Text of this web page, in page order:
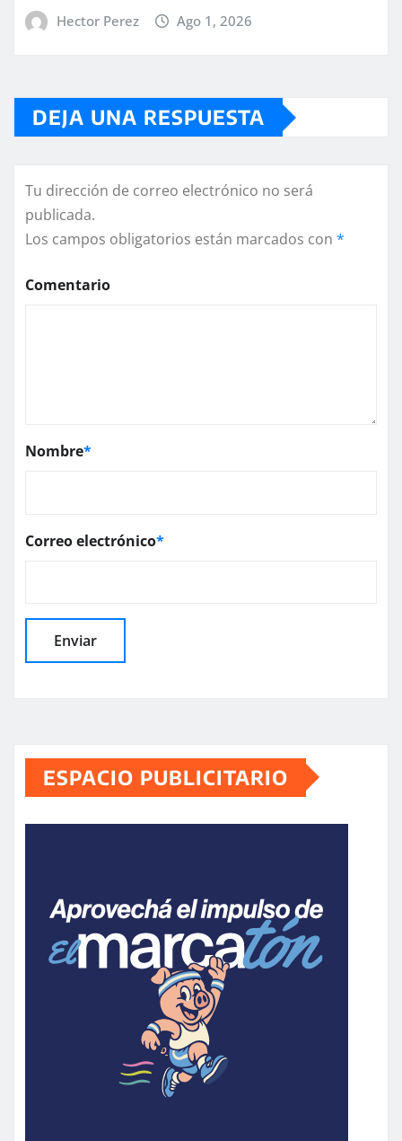
Hector Perez Ago 1, 2026
DEJA UNA RESPUESTA
Tu dirección de correo electrónico no será
publicada.
Los campos obligatorios están marcados con *
Comentario
Nombre*
Correo electrónico*
ESPACIO PUBLICITARIO